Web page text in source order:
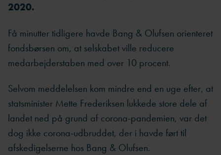
2020.
Få minutter tidligere havde Bang & Olufsen orienteret
fondsbørsen om, at selskabet ville reducere
medarbejderstaben med over 10 procent.
Selvom meddelelsen kom mindre end en uge efter, at
statsminister Mette Frederiksen lukkede store dele af
landet ned på grund af corona-pandemien, var det
dog ikke corona-udbruddet, der i havde ført til
afskedigelserne hos Bang & Olufsen.